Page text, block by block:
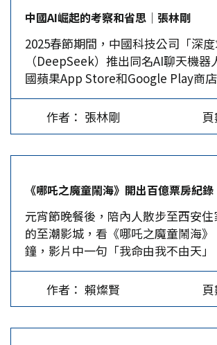
戰機上，包括已除役的美國海軍F-14
役的F-15戰機、F-16戰機、F-22戰機
設計的差異，每架戰機皆配置一門機
的設計分別部署在左或右側，製造
動力公司」。 M61火神機砲大致分為
期為M61A1型，後期為M61A2，前
公斤，後者為92公斤，配備6根砲管
全自動，M61A1每分鐘射速為6000
也能選擇穿甲燒夷彈、高爆燒夷彈，
戰場目標。…
中國AI崛起的考察和省思│張林剛
2025春節期間，中國科技公司「深度
（DeepSeek）推出同名AI聊天機器
國蘋果App Store和Google Play商
ChatGPT登頂。DeepSeek-R1的橫
科技、金融和政治界投下一枚震撼彈
龍頭英偉達（Nvidia）1月27日股價
谷和華爾街一片譁然。 全球科技和學
美AI的「史普特尼克時刻」（
moment），其對美國的衝擊，不亞
聯發射第一顆人造衛星。對此，川普
國敲響了一記警鐘，美國需要集中
的AI競爭。…
作者： 張林剛
《哪吒之魔童鬧海》開出百億票房紀
元宵節晚餐後，陪內人散步至西安
的至潮影城，看《哪吒之魔童鬧海》
鐘，影片中一句「我命由我不由天
別深刻。不在此對電影劇情多做描
何處，都應該去電影院自己觀賞。 截
《哪吒之魔童鬧海》全球票房突破
作者： 賴燦賢